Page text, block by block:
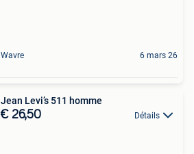
Wavre 6 mars 26
Jean Levi’s 511 homme
€ 26,50 Détails